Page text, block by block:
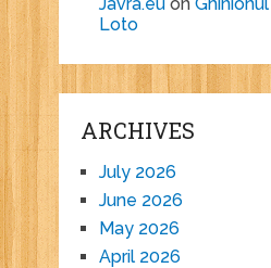
Loto
ARCHIVES
July 2026
June 2026
May 2026
April 2026